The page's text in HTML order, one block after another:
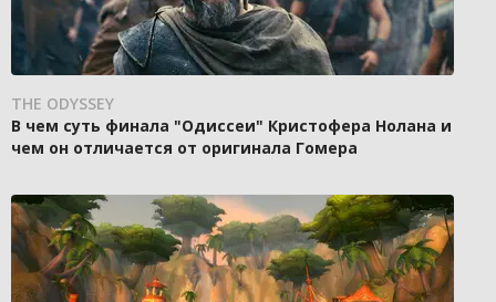
THE ODYSSEY
В чем суть финала "Одиссеи" Кристофера Нолана и
чем он отличается от оригинала Гомера